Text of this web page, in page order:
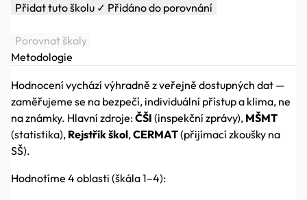
Přidat tuto školu ✓ Přidáno do porovnání
Porovnat školy
Metodologie
Hodnocení vychází výhradně z veřejně dostupných dat —
zaměřujeme se na bezpečí, individuální přístup a klima, ne
na známky. Hlavní zdroje:ČŠI (inspekční zprávy), MŠMT
(statistika), Rejstřík škol,CERMAT(přijímací zkoušky na
SŠ).
Hodnotíme 4 oblasti (škála 1–4):